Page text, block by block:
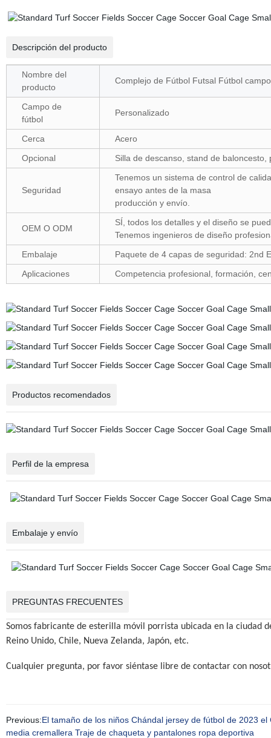
Descripción del producto
Nombre del
producto
Complejo de Fútbol Futsal Fútbol
Campo de
fútbol
Personalizado
Cerca
Acero
Opcional
Silla de descanso, stand de
Seguridad
Tenemos un sistema de control de
ensayo antes de la masa
producción y envío.
OEM O ODM
SÍ, todos los detalles y el diseño se
Tenemos ingenieros de diseño
Embalaje
Paquete de 4 capas de seguridad: 2nd
Aplicaciones
Competencia profesional, formación,
Productos recomendados
Perfil de la empresa
Embalaje y envío
PREGUNTAS FRECUENTES
Somos fabricante de esterilla móvil porrista ubicada en la ciudad
Reino Unido, Chile, Nueva Zelanda, Japón, etc.
Cualquier pregunta, por favor siéntase libre de contactar con
Previous:El tamaño de los niños Chándal jersey de fútbol de 2023
media cremallera Traje de chaqueta y pantalones ropa deportiva